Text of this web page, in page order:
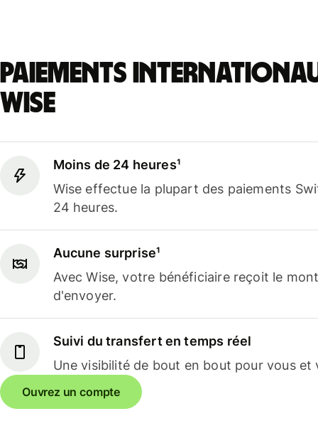
Paiements
Wise
Moins de 24 heures¹
Wise effectue la plupart des paiements
24 heures.
Aucune surprise¹
Avec Wise, votre bénéficiaire reçoit le
d'envoyer.
Suivi du transfert en temps réel
Une visibilité de bout en bout pour vous et
Ouvrez un compte